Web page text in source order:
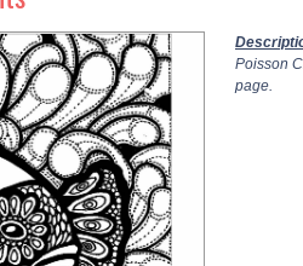
Poisson
page.